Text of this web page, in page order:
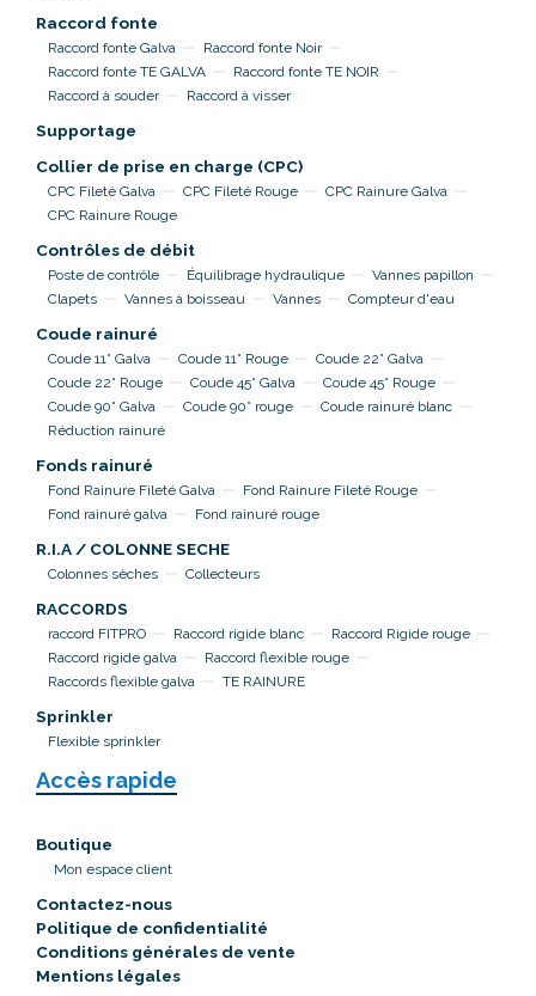
Raccord fonte
Raccord fonte Galva
Raccord fonte Noir
Raccord fonte TE GALVA
Raccord fonte TE NOIR
Raccord à souder
Raccord à visser
Supportage
Collier de prise en charge (CPC)
CPC Fileté Galva CPC Fileté Rouge
CPC Rainure Galva
CPC Rainure Rouge
Contrôles de débit
Poste de contrôle Équilibrage hydraulique
Vannes papillon
Clapets
Vannes à boisseau Vannes Compteur d'eau
Coude rainuré
Coude 11° Galva Coude 11° Rouge
Coude 22° Galva
Coude 22° Rouge
Coude 45° Galva
Coude 45° Rouge
Coude 90° Galva
Coude 90° rouge
Coude rainuré blanc
Réduction rainuré
Fonds rainuré
Fond Rainure Fileté Galva
Fond Rainure Fileté Rouge
Fond rainuré galva
Fond rainuré rouge
R.I.A / COLONNE SECHE
Colonnes sèches Collecteurs
RACCORDS
raccord FITPRO Raccord rigide blanc
Raccord Rigide rouge
Raccord rigide galva
Raccord flexible rouge
Raccords flexible galva
TE RAINURE
Sprinkler
Flexible sprinkler
Accès rapide
Boutique
Mon espace client
Contactez-nous
Politique de confidentialité
Conditions générales de vente
Mentions légales